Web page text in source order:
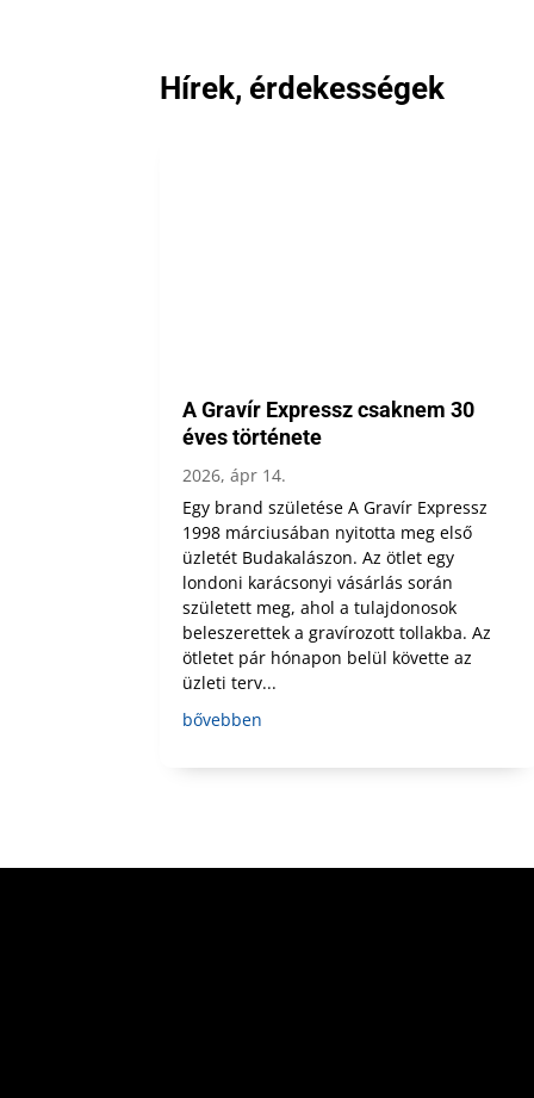
Hírek, érdekességek
A Gravír Expressz csaknem 30
éves története
2026, ápr 14.
Egy brand születése A Gravír Expressz
1998 márciusában nyitotta meg első
üzletét Budakalászon. Az ötlet egy
londoni karácsonyi vásárlás során
született meg, ahol a tulajdonosok
beleszerettek a gravírozott tollakba. Az
ötletet pár hónapon belül követte az
üzleti terv...
bővebben